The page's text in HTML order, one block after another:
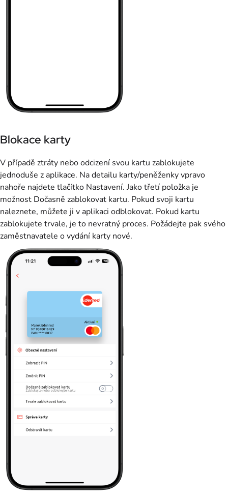
Blokace karty
V případě ztráty nebo odcizení svou kartu zablokujete
jednoduše z aplikace. Na detailu karty/peněženky vpravo
nahoře najdete tlačítko Nastavení. Jako třetí položka je
možnost Dočasně zablokovat kartu. Pokud svoji kartu
naleznete, můžete ji v aplikaci odblokovat. Pokud kartu
zablokujete trvale, je to nevratný proces. Požádejte pak svého
zaměstnavatele o vydání karty nové.